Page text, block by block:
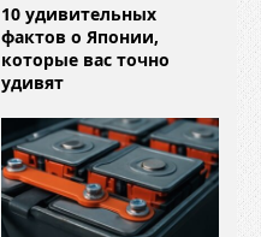
10 удивительных
фактов о Японии,
которые вас точно
удивят